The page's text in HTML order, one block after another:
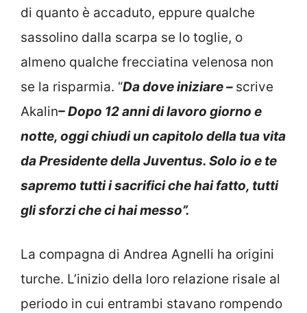
di quanto è accaduto, eppure qualche
sassolino dalla scarpa se lo toglie, o
almeno qualche frecciatina velenosa non
se la risparmia. “Da dove iniziare – scrive
Akalin– Dopo 12 anni di lavoro giorno e
notte, oggi chiudi un capitolo della tua vita
da Presidente della Juventus. Solo io e te
sapremo tutti i sacrifici che hai fatto, tutti
gli sforzi che ci hai messo”.
La compagna di Andrea Agnelli ha origini
turche. L’inizio della loro relazione risale al
periodo in cui entrambi stavano rompendo